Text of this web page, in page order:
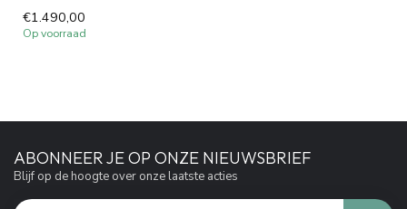
complete set bevat een
ingebo...
€1.490,00
Op voorraad
ABONNEER JE OP ONZE NIEUWSBRIEF
Blijf op de hoogte over onze laatste acties